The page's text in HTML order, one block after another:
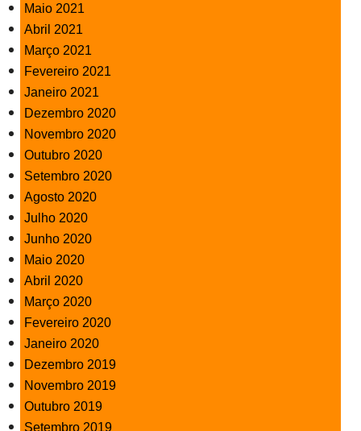
Maio 2021
Abril 2021
Março 2021
Fevereiro 2021
Janeiro 2021
Dezembro 2020
Novembro 2020
Outubro 2020
Setembro 2020
Agosto 2020
Julho 2020
Junho 2020
Maio 2020
Abril 2020
Março 2020
Fevereiro 2020
Janeiro 2020
Dezembro 2019
Novembro 2019
Outubro 2019
Setembro 2019